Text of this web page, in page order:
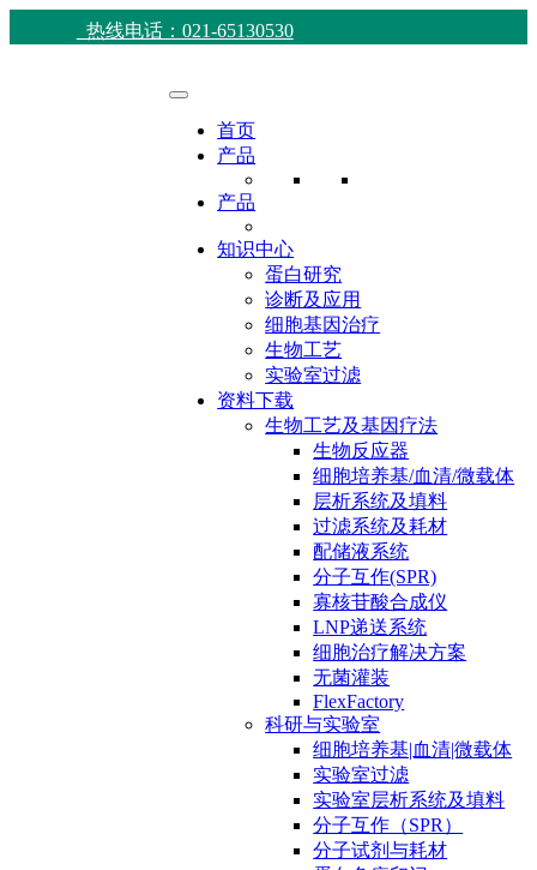
热线电话：021-65130530
首页
产品
产品
知识中心
蛋白研究
诊断及应用
细胞基因治疗
生物工艺
实验室过滤
资料下载
生物工艺及基因疗法
生物反应器
细胞培养基/血清/微载体
层析系统及填料
过滤系统及耗材
配储液系统
分子互作(SPR)
寡核苷酸合成仪
LNP递送系统
细胞治疗解决方案
无菌灌装
FlexFactory
科研与实验室
细胞培养基|血清|微载体
实验室过滤
实验室层析系统及填料
分子互作（SPR）
分子试剂与耗材